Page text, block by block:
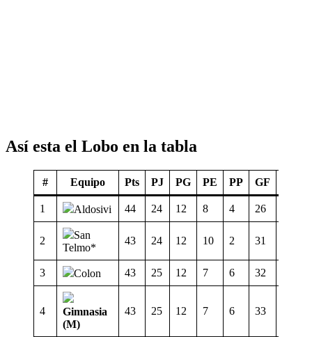
Así esta el Lobo en la tabla
# Equipo Pts PJ PG PE PP GF
1 Aldosivi 44 24 12 8 4 26
2
San
Telmo*
43 24 12 10 2 31
3 Colon 43 25 12 7 6 32
4
Gimnasia
(M)
43 25 12 7 6 33